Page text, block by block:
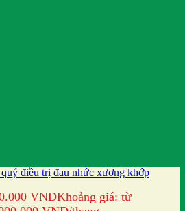
điều trị đau nhức xương khớp
VNDKhoảng giá: từ